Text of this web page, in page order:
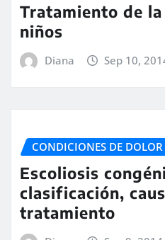
Tratamiento de
niños
Diana Sep 10,
CONDICIONES DE DOLOR
Escoliosis
clasificación,
tratamiento